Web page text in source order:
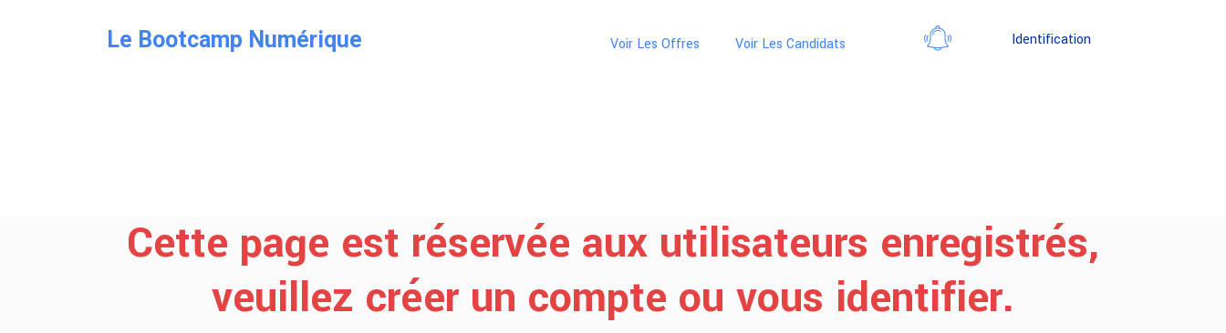
Le Bootcamp Numérique Voir Les Offres Voir Les Candidats Identification
Cette page est réservée aux utilisateurs enregistrés,
veuillez créer un compte ou vous identifier.